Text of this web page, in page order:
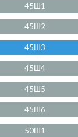
45Ш1
45Ш2
45Ш3
45Ш4
45Ш5
45Ш6
50Ш1